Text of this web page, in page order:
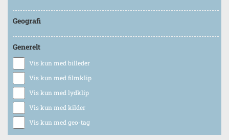
Geografi
Generelt
Vis kun med billeder
Vis kun med filmklip
Vis kun med lydklip
Vis kun med kilder
Vis kun med geo-tag